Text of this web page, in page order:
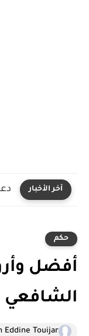
آخر الأخبار
حكم
أفضل
الشافعي
Eddine Touijar